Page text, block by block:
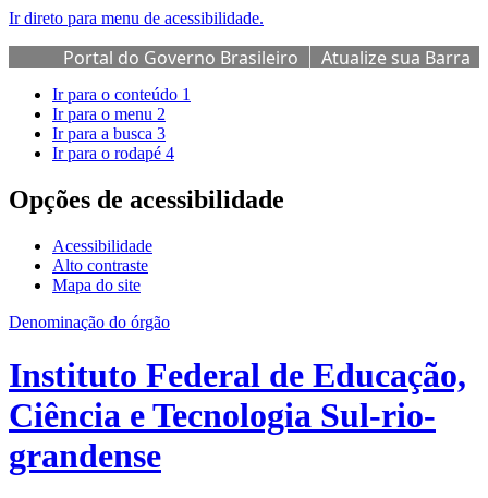
Ir direto para menu de acessibilidade.
Portal do Governo Brasileiro
Atualize sua Barra
de Governo
Ir para o conteúdo 1
Ir para o menu 2
Ir para a busca 3
Ir para o rodapé 4
Opções de acessibilidade
Acessibilidade
Alto contraste
Mapa do site
Denominação do órgão
Instituto Federal de Educação,
Ciência e Tecnologia Sul-rio-
grandense